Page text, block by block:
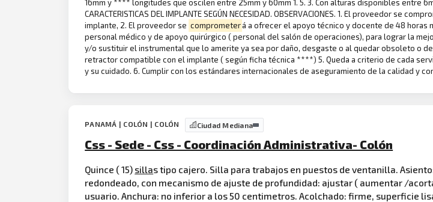
16mm y **** longitudes que oscilen entre 25mm y 60mm 1. 5. 3. Con alturas disponibles entre
CARACTERISTICAS DEL IMPLANTE SEGÚN NECESIDAD. OBSERVACIONES. 1. El proveedor
implante, 2. El proveedor se comprometerá a ofrecer el apoyo técnico y docente de 48 horas
personal médico y de apoyo quirúrgico ( personal del salón de operaciones), para lograr la
y/o sustituir el instrumental que lo amerite ya sea por daño, desgaste o al quedar obsoleto o
retractor compatible con el implante ( según ficha técnica ****) 5. Queda a criterio de cada
y su cuidado. 6. Cumplir con los estándares internacionales de aseguramiento de la calidad y
PANAMÁ | COLÓN | COLÓN Ciudad Mediana
Css - Sede - Css - Coordinación Administrativa- Colón
Quince ( 15) sillas tipo cajero. Silla para trabajos en puestos de ventanilla.
redondeado, con mecanismo de ajuste de profundidad: ajustar ( aumentar /
usuario. Anchura: no inferior a los 50 centimetros. Acolchado: firme, superficie